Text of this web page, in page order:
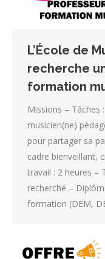
L’École de
recherche
formation
Missions – Tâches
musicien(ne)
pour partager sa
cadre bienveillant,
travail : 2 heures –
recherché –
formation (DEM,